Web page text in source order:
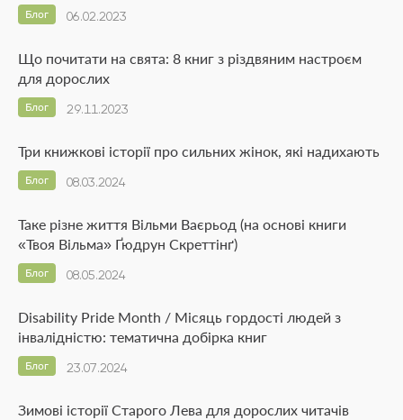
06.02.2023
Блог
Що почитати на свята: 8 книг з різдвяним настроєм
для дорослих
29.11.2023
Блог
Три книжкові історії про сильних жінок, які надихають
08.03.2024
Блог
Таке різне життя Вільми Ваєрьод (на основі книги
«Твоя Вільма» Ґюдрун Скреттінґ)
08.05.2024
Блог
Disability Pride Month / Місяць гордості людей з
інвалідністю: тематична добірка книг
23.07.2024
Блог
Зимові історії Старого Лева для дорослих читачів